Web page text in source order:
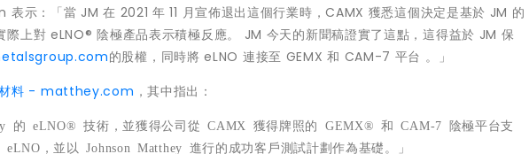
表示：「當 JM 在 2021 年 11 月宣佈退出這個行業時，CAMX 獲悉這個決定是基於 JM 的
際上對 eLNO® 陰極產品表示積極反應。 JM 今天的新聞稿證實了這點，這得益於 JM 保
的股權，同時將 eLNO 連接至 GEMX 和 CAM-7 平台 。」
材料 - matthey.com ，其中指出：
的 eLNO®技術，並獲得公司從 CAMX 獲得牌照的 GEMX®和 CAM-7
陰極平台支
eLNO ，並以 Johnson Matthey 進行的成功客 戶測試計劃作為基礎。」